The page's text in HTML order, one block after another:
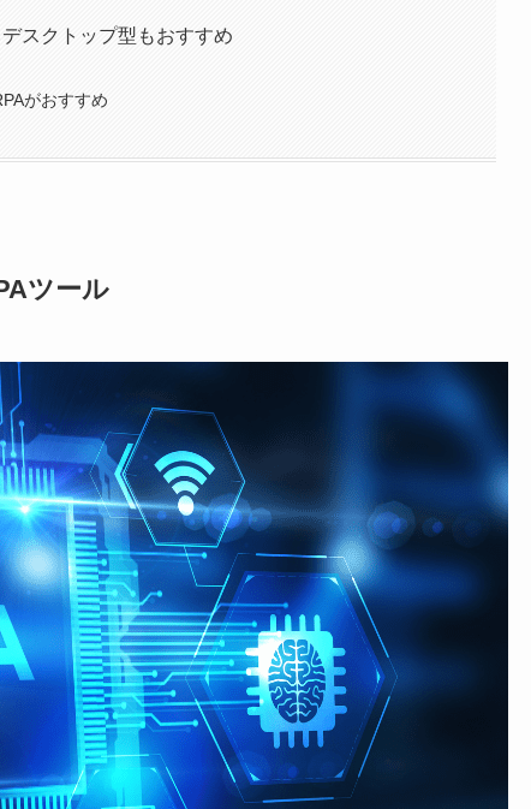
スクトップ型もおすすめ
がおすすめ
ツール